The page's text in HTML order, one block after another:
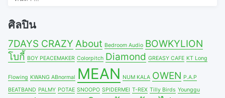
ศิลปิน
7DAYS CRAZY About Bedroom Audio BOWKYLION
โบกี้ BOY PEACEMAKER Colorpitch Diamond GREASY CAFE KT Long
Flowing KWANG ABnormal MEAN NUM KALA OWEN P.A.P
BEATBAND PALMY POTAE SNOOPO SPIDERMEI T-REX Tilly Birds Younggu